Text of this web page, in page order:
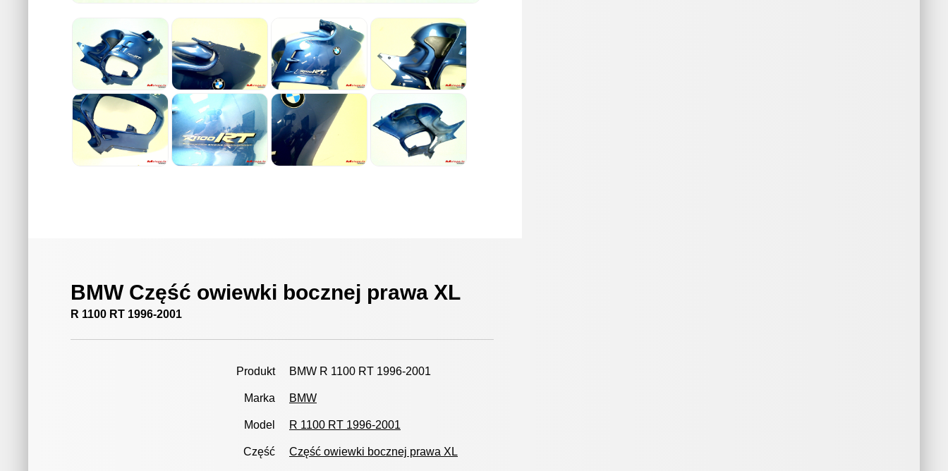
BMW Część owiewki bocznej prawa XL
R 1100 RT 1996-2001
Produkt BMW R 1100 RT 1996-2001
Marka BMW
Model R 1100 RT 1996-2001
Część Część owiewki bocznej prawa XL